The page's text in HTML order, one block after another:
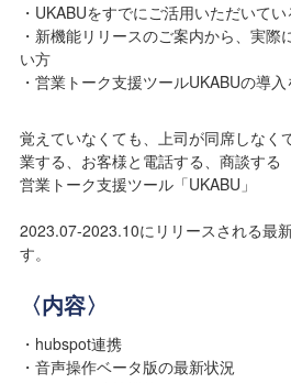
・UKABUをすでにご活用いただいて
・新機能リリースのご案内から、実際
い方
・営業トーク支援ツールUKABUの導
覚えていなくても、上司が同席しなく
業する、お客様と電話する、商談する
営業トーク支援ツール「UKABU」
2023.07-2023.10にリリースされる最
す。
〈内容〉
・hubspot連携
・音声操作ベータ版の最新状況